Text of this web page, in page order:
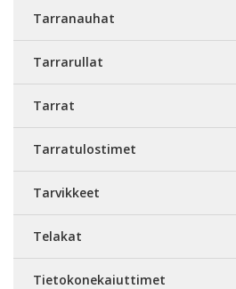
Tarranauhat
Tarrarullat
Tarrat
Tarratulostimet
Tarvikkeet
Telakat
Tietokonekaiuttimet